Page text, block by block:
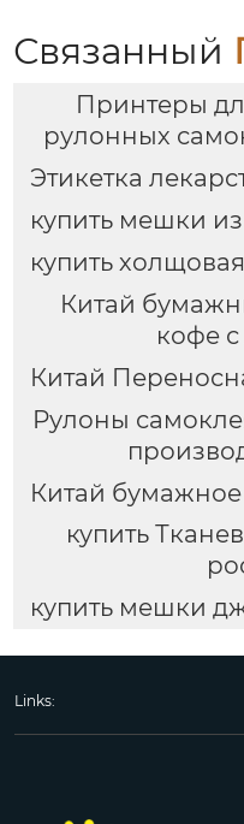
Связанный
Принтеры
рулонных
Этикетка
купить мешки
купить
Китай
кофе
Китай
Рулоны
Китай
купить
купить мешки
Links: